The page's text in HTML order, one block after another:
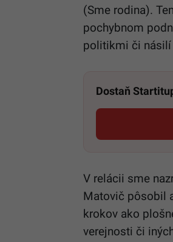
(Sme rodina).
pochybnom
politikmi či násilí
Dostaň
V relácii sme
Matovič pôsobil
krokov ako
verejnosti či